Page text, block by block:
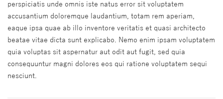
perspiciatis unde omnis iste natus error sit voluptatem
accusantium doloremque laudantium, totam rem aperiam,
eaque ipsa quae ab illo inventore veritatis et quasi architecto
beatae vitae dicta sunt explicabo. Nemo enim ipsam voluptatem
quia voluptas sit aspernatur aut odit aut fugit, sed quia
consequuntur magni dolores eos qui ratione voluptatem sequi
nesciunt.